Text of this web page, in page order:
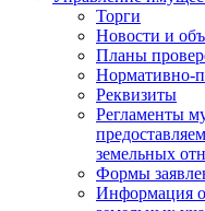
Торги
Новости и
Планы
Нормативно-
Реквизиты
Регламенты
земельных
Формы
Информация о